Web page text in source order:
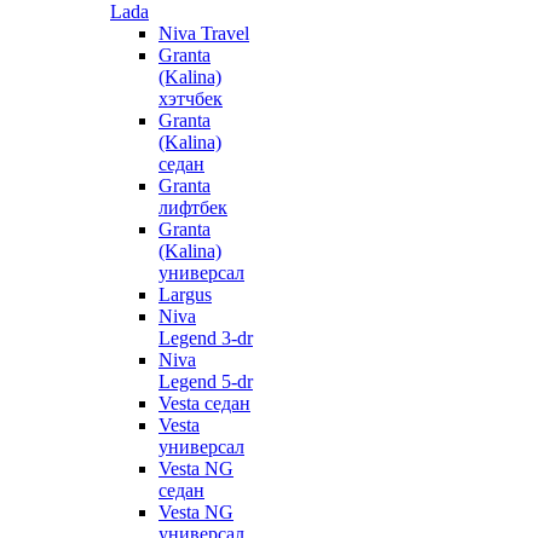
Lada
Niva Travel
Granta
(Kalina)
хэтчбек
Granta
(Kalina)
седан
Granta
лифтбек
Granta
(Kalina)
универсал
Largus
Niva
Legend 3-dr
Niva
Legend 5-dr
Vesta седан
Vesta
универсал
Vesta NG
седан
Vesta NG
универсал